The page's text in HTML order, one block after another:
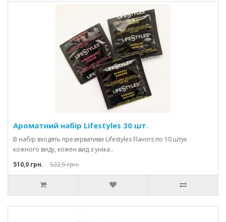
Ароматний набір Lifestyles 30 шт.
В набір входять презервативи Lifestyles Flavors по 10 штук
кожного виду, кожен вид з уніка..
510,0 грн.
522,5 грн.